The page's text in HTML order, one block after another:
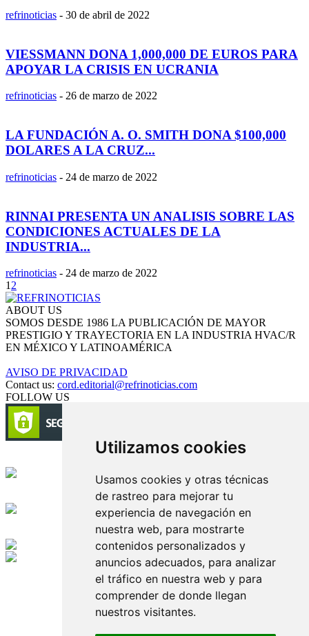
Utilizamos cookies
Usamos cookies y otras técnicas
de rastreo para mejorar tu
experiencia de navegación en
nuestra web, para mostrarte
contenidos personalizados y
anuncios adecuados, para analizar
el tráfico en nuestra web y para
comprender de donde llegan
nuestros visitantes.
refrinoticias - 30 de abril de 2022
VIESSMANN DONA 1,000,000 DE EUROS PARA
APOYAR LA CRISIS EN UCRANIA
refrinoticias - 26 de marzo de 2022
LA FUNDACIÓN A. O. SMITH DONA $100,000
DOLARES A LA CRUZ...
refrinoticias - 24 de marzo de 2022
RINNAI PRESENTA UN ANALISIS SOBRE LAS
CONDICIONES ACTUALES DE LA
INDUSTRIA...
refrinoticias - 24 de marzo de 2022
1 2
ABOUT US
SOMOS DESDE 1986 LA PUBLICACIÓN DE MAYOR
PRESTIGIO Y TRAYECTORIA EN LA INDUSTRIA HVAC/R
EN MÉXICO Y LATINOAMÉRICA
AVISO DE PRIVACIDAD
Contact us: cord.editorial@refrinoticias.com
FOLLOW US
Edición digital con tecnología
Playa Revolcadero 222 Col. Reforma Iztaccihuatl Norte C.P. 08810
CIUDAD DE MEXICO
Conmutador CIUDAD DE MEXICO (+52) 555 740 4476, 555 740
© 2000-2026 BURO DE MERCADOTECNIA DEL CENTRO,
S.A. Todos los derechos reservados